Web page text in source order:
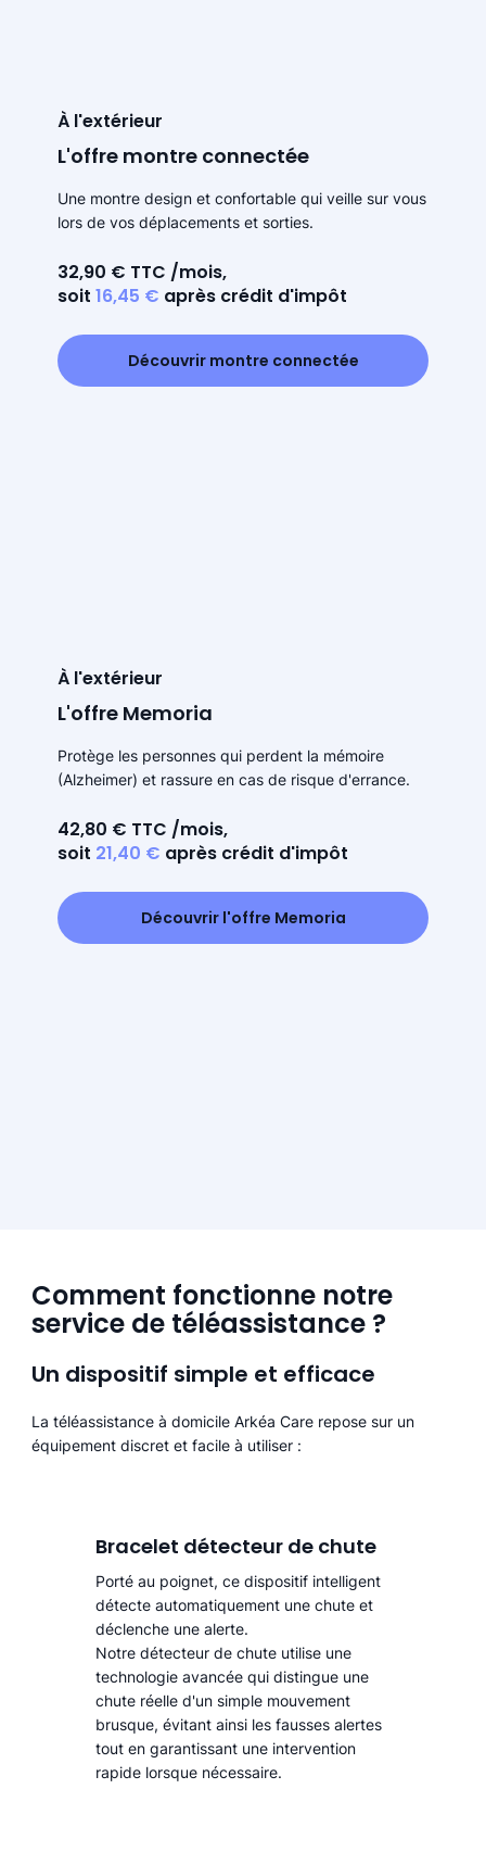
À l'extérieur
L'offre montre connectée
Une montre design et confortable qui veille sur vous
lors de vos déplacements et sorties.
32,90 € TTC /mois,
soit 16,45 € après crédit d'impôt
Découvrir montre connectée
À l'extérieur
L'offre Memoria
Protège les personnes qui perdent la mémoire
(Alzheimer) et rassure en cas de risque d'errance.
42,80 € TTC /mois,
soit 21,40 € après crédit d'impôt
Découvrir l'offre Memoria
Comment fonctionne notre
service de téléassistance ?
Un dispositif simple et efficace
La téléassistance à domicile Arkéa Care repose sur un
équipement discret et facile à utiliser :
Bracelet détecteur de chute
Porté au poignet, ce dispositif intelligent
détecte automatiquement une chute et
déclenche une alerte.​
Notre détecteur de chute utilise une
technologie avancée qui distingue une
chute réelle d'un simple mouvement
brusque, évitant ainsi les fausses alertes
tout en garantissant une intervention
rapide lorsque nécessaire.